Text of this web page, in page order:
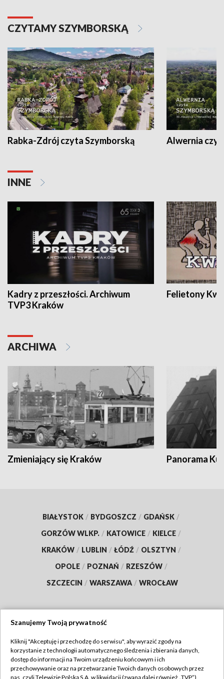
CZYTAMY SZYMBORSKĄ
Rabka-Zdrój czyta Szymborską Alwernia
INNE
Kadry z przeszłości. Archiwum
TVP3 Kraków
Felietony
ARCHIWA
Zmieniający się Kraków Panorama
BIAŁYSTOK / BYDGOSZCZ / GDAŃSK /
GORZÓW WLKP. / KATOWICE / KIELCE /
KRAKÓW / LUBLIN / ŁÓDŹ / OLSZTYN /
OPOLE / POZNAŃ / RZESZÓW /
SZCZECIN / WARSZAWA / WROCŁAW
TVP
Abonament TVP
Regulamin TVP
Szanujemy Twoją prywatność
Kliknij "Akceptuję i przechodzę do serwisu", aby wyrazić zgody na
korzystanie z technologii automatycznego śledzenia i zbierania danych,
dostęp do informacji na Twoim urządzeniu końcowym i ich
przechowywanie oraz na przetwarzanie Twoich danych osobowych przez
nas, czyli Telewizję Polską S.A. w likwidacji (zwaną dalej również „TVP”),